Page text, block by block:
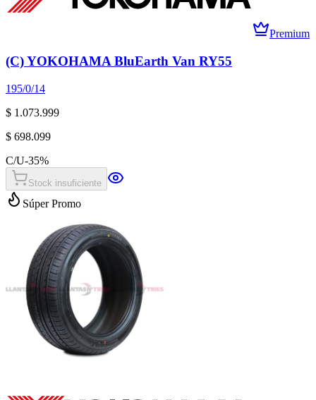
Premium
(C) YOKOHAMA BluEarth Van RY55
195/0/14
$ 1.073.999
$ 698.099
C/U-35%
Stock insuficiente
Súper Promo